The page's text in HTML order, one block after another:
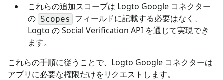
これらの追加スコープは Logto Google コネクター
の Scopes
フィールドに記載する必要はなく、
Logto の Social Verification API を通じて実現でき
ます。
これらの手順に従うことで、Logto Google コネクターは
アプリに必要な権限だけをリクエストします。